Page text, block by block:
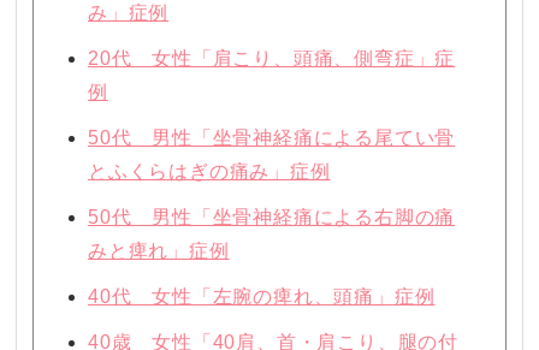
み」症例
20代 女性「肩こり、頭痛、側弯症」症
例
50代 男性「坐骨神経痛による尾てい骨
とふくらはぎの痛み」症例
50代 男性「坐骨神経痛による右脚の痛
みと痺れ」症例
40代 女性「左腕の痺れ、頭痛」症例
40歳 女性「40肩、首・肩こり、腿の付